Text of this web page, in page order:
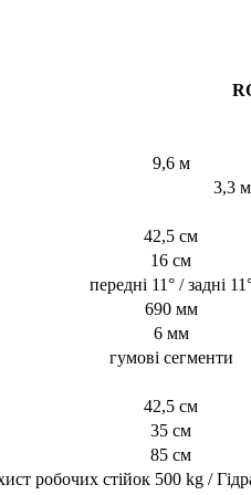
9,6 м
3,3
42,5 см
16 см
передні 11° / задні
690 мм
6 мм
гумові сегменти
42,5 см
35 см
85 см
робочих стійок 500 kg /